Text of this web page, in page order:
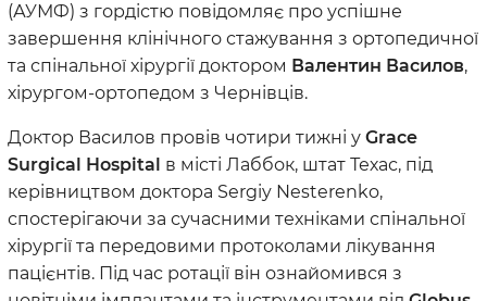
(АУМФ) з гордістю повідомляє про успішне
завершення клінічного стажування з ортопедичної
та спінальної хірургії доктором Валентин Василов,
хірургом-ортопедом з Чернівців.
Доктор Василов провів чотири тижні у Grace
Surgical Hospital в місті Лаббок, штат Техас, під
керівництвом доктора Sergiy Nesterenko,
спостерігаючи за сучасними техніками спінальної
хірургії та передовими протоколами лікування
пацієнтів. Під час ротації він ознайомився з